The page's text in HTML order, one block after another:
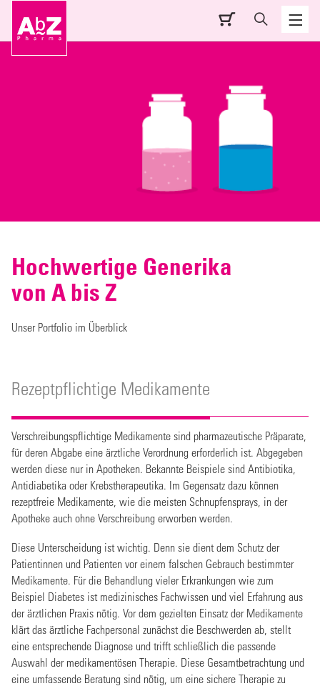
Hochwertige Generika
von A bis Z
Unser Portfolio im Überblick
Rezeptpflichtige Medikamente
Verschreibungspflichtige Medikamente sind pharmazeutische Präparate,
für deren Abgabe eine ärztliche Verordnung erforderlich ist. Abgegeben
werden diese nur in Apotheken. Bekannte Beispiele sind Antibiotika,
Antidiabetika oder Krebstherapeutika. Im Gegensatz dazu können
rezeptfreie Medikamente, wie die meisten Schnupfensprays, in der
Apotheke auch ohne Verschreibung erworben werden.
Diese Unterscheidung ist wichtig. Denn sie dient dem Schutz der
Patientinnen und Patienten vor einem falschen Gebrauch bestimmter
Medikamente. Für die Behandlung vieler Erkrankungen wie zum
Beispiel Diabetes ist medizinisches Fachwissen und viel Erfahrung aus
der ärztlichen Praxis nötig. Vor dem gezielten Einsatz der Medikamente
klärt das ärztliche Fachpersonal zunächst die Beschwerden ab, stellt
eine entsprechende Diagnose und trifft schließlich die passende
Auswahl der medikamentösen Therapie. Diese Gesamtbetrachtung und
eine umfassende Beratung sind nötig, um eine sichere Therapie zu